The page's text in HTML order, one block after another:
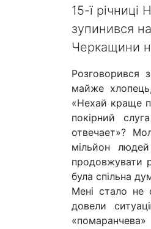
15-ї
зупинився
Черкащини
Розговорився
майже
«Нехай краще
покірний
отвечает»?
мільйон
продовжувати
була спільна
Мені стало не
довели